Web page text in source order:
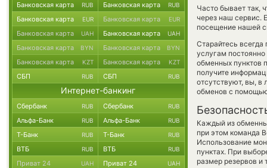
Часто бывает так,
через наш сервис.
посещение нашей
Старайтесь
услугам
обменных пунктов
получите
отсутствуют, вы,
обменов с
Каждый из
при этом команда
Использование
пунктах. При
размер резервов и
Банковская карта RUB Банковская карта RUB
Банковская карта EUR Банковская карта EUR
Банковская карта UAH Банковская карта UAH
Банковская карта BYN Банковская карта BYN
Банковская карта KZT Банковская карта KZT
СБП RUB СБП RUB
Интернет-банкинг
Сбербанк RUB Сбербанк RUB
Альфа-Банк RUB Альфа-Банк RUB
Т-Банк RUB Т-Банк RUB
ВТБ RUB ВТБ RUB
Приват 24 UAH Приват 24 UAH